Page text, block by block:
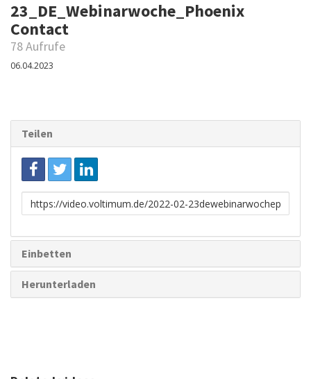
23_DE_Webinarwoche_Phoenix
Contact
78 Aufrufe
06.04.2023
Teilen
Link
zum
Einbetten
Herunterladen